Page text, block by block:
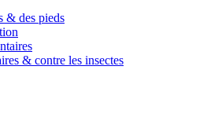
& des pieds
& contre les insectes